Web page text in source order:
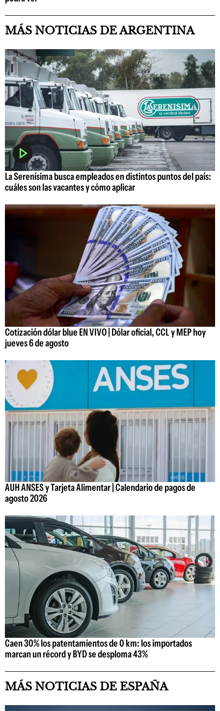
MÁS NOTICIAS DE ARGENTINA
La Serenísima busca empleados en distintos puntos del país:
cuáles son las vacantes y cómo aplicar
Cotización dólar blue EN VIVO | Dólar oficial, CCL y MEP hoy
jueves 6 de agosto
AUH ANSES y Tarjeta Alimentar | Calendario de pagos de
agosto 2026
Caen 30% los patentamientos de 0 km: los importados
marcan un récord y BYD se desploma 43%
MÁS NOTICIAS DE ESPAÑA